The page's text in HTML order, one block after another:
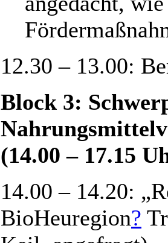
12.30 – 13.00:
Block 3:
(14.00 – 17.15
14.00 – 14.20:
BioHeuregion?